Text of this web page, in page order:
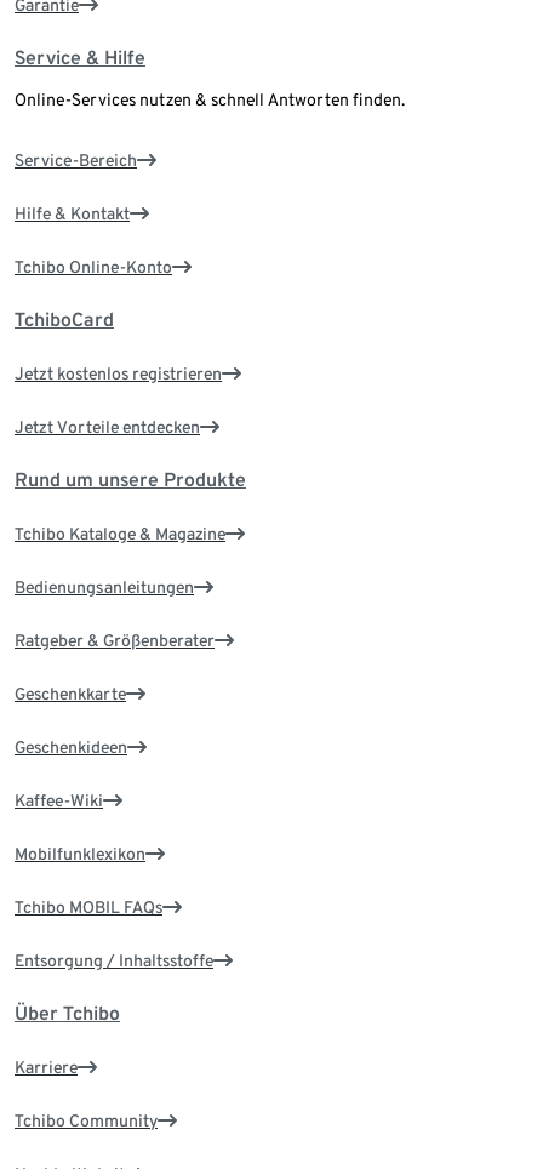
Garantie
Service & Hilfe
Online-Services nutzen & schnell Antworten finden.
Service-Bereich
Hilfe & Kontakt
Tchibo Online-Konto
TchiboCard
Jetzt kostenlos registrieren
Jetzt Vorteile entdecken
Rund um unsere Produkte
Tchibo Kataloge & Magazine
Bedienungsanleitungen
Ratgeber & Größenberater
Geschenkkarte
Geschenkideen
Kaffee-Wiki
Mobilfunklexikon
Tchibo MOBIL FAQs
Entsorgung / Inhaltsstoffe
Über Tchibo
Karriere
Tchibo Community